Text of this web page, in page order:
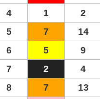
4
1 2
5
7 14
6
5 9
7
2 4
8
7 13